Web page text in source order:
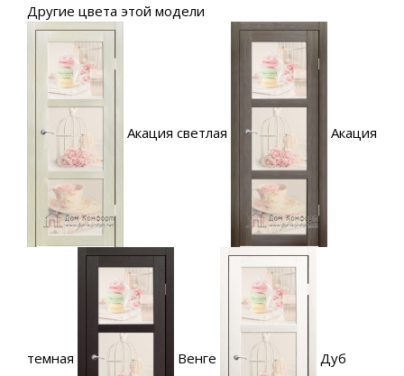
Другие цвета этой модели
Акация светлая Акация
темная Венге Дуб